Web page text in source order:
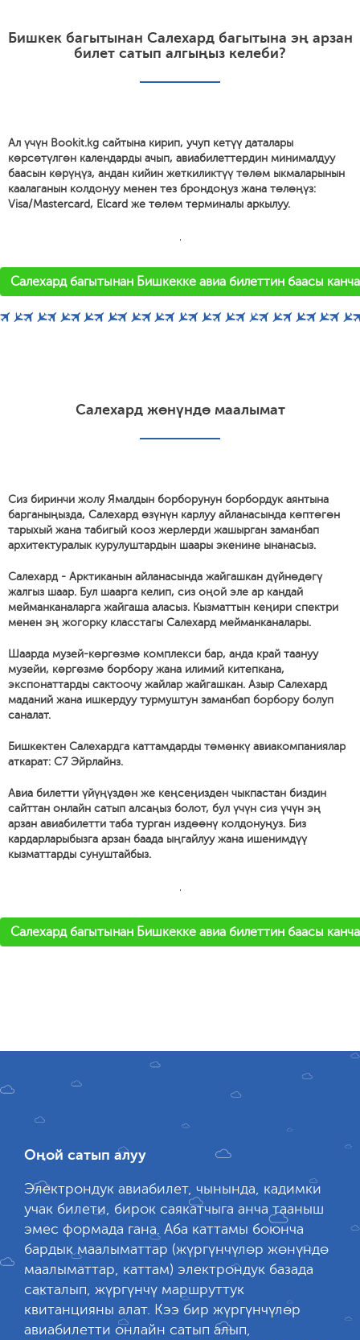
Бишкек багытынан Салехард багытына эң арзан
билет сатып алгыңыз келеби?
Ал үчүн Bookit.kg сайтына кирип, учуп кетүү даталары
көрсөтүлгөн календарды ачып, авиабилеттердин минималдуу
баасын көрүңүз, андан кийин жеткиликтүү төлөм ыкмаларынын
каалаганын колдонуу менен тез брондоңуз жана төлөңүз:
Visa/Mastercard, Elcard же төлөм терминалы аркылуу.
'
Салехард багытынан Бишкекке авиа билеттин баасы
Салехард жөнүндө маалымат
Сиз биринчи жолу Ямалдын борборунун борбордук аянтына
барганыңызда, Салехард өзүнүн карлуу айланасында көптөгөн
тарыхый жана табигый кооз жерлерди жашырган заманбап
архитектуралык курулуштардын шаары экенине ынанасыз.
Салехард - Арктиканын айланасында жайгашкан дүйнөдөгү
жалгыз шаар. Бул шаарга келип, сиз оңой эле ар кандай
мейманканаларга жайгаша аласыз. Кызматтын кеңири спектри
менен эң жогорку класстагы Салехард мейманканалары.
Шаарда музей-көргөзмө комплекси бар, анда край таануу
музейи, көргөзмө борбору жана илимий китепкана,
экспонаттарды сактоочу жайлар жайгашкан. Азыр Салехард
маданий жана ишкердуу турмуштун заманбап борбору болуп
саналат.
Бишкектен Салехардга каттамдарды төмөнкү авиакомпаниялар
аткарат: С7 Эйрлайнз.
Авиа билетти үйүңүздөн же кеңсеңизден чыкпастан биздин
сайттан онлайн сатып алсаңыз болот, бул үчүн сиз үчүн эң
арзан авиабилетти таба турган издөөнү колдонуңуз. Биз
кардарларыбызга арзан баада ыңгайлуу жана ишенимдүү
кызматтарды сунуштайбыз.
'
Салехард багытынан Бишкекке авиа билеттин баасы
Оңой сатып алуу
Электрондук авиабилет, чынында, кадимки
учак билети, бирок саякатчыга анча тааныш
эмес формада гана. Аба каттамы боюнча
бардык маалыматтар (жүргүнчүлөр жөнүндө
маалыматтар, каттам) электрондук базада
сакталып, жүргүнчү маршруттук
квитанцияны алат. Кээ бир жүргүнчүлөр
авиабилетти онлайн сатып алып,